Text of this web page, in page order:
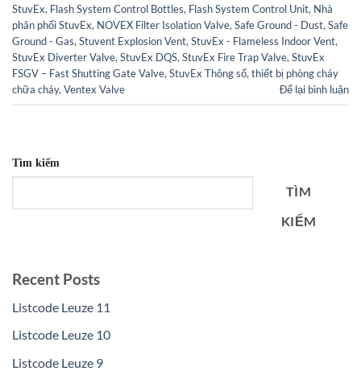
StuvEx, Flash System Control Bottles, Flash System Control Unit, Nhà
phân phối StuvEx, NOVEX Filter Isolation Valve, Safe Ground - Dust, Safe
Ground - Gas, Stuvent Explosion Vent, StuvEx - Flameless Indoor Vent,
StuvEx Diverter Valve, StuvEx DQS, StuvEx Fire Trap Valve, StuvEx
FSGV – Fast Shutting Gate Valve, StuvEx Thông số, thiết bị phòng cháy
chữa cháy, Ventex Valve Để lại bình luận
Tìm kiếm
TÌM
KIẾM
Recent Posts
Listcode Leuze 11
Listcode Leuze 10
Listcode Leuze 9